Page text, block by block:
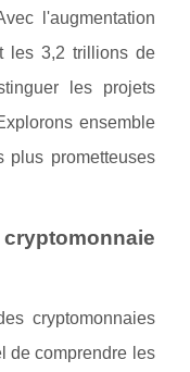
l'augmentation
les 3,2 trillions de
les projets
ensemble
plus prometteuses
cryptomonnaies
de comprendre les